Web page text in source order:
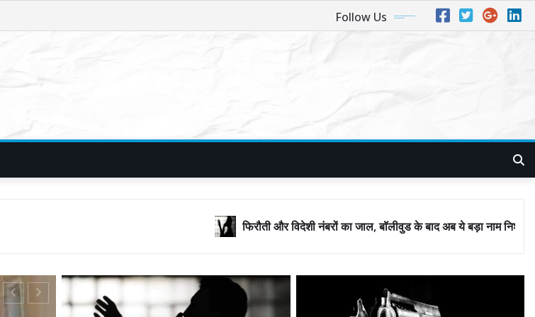
Follow Us
फिरौती और विदेशी नंबरों का जाल, बॉलीवुड के बाद अब ये बड़ा नाम निशाने पर! मुंबई जैसा ‘फिरौती